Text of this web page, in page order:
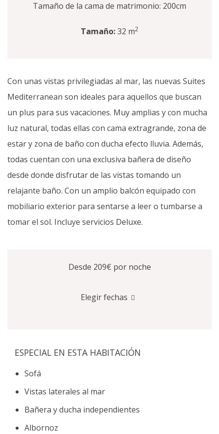
Tamaño de la cama de matrimonio: 200cm
Tamaño:32 m2
Con unas vistas privilegiadas al mar, las nuevas Suites
Mediterranean son ideales para aquellos que buscan
un plus para sus vacaciones. Muy amplias y con mucha
luz natural, todas ellas con cama extragrande, zona de
estar y zona de baño con ducha efecto lluvia. Además,
todas cuentan con una exclusiva bañera de diseño
desde donde disfrutar de las vistas tomando un
relajante baño. Con un amplio balcón equipado con
mobiliario exterior para sentarse a leer o tumbarse a
tomar el sol. Incluye servicios Deluxe.
Desde 209€ por noche
Elegir fechas
ESPECIAL EN ESTA HABITACIÓN
Sofá
Vistas laterales al mar
Bañera y ducha independientes
Albornoz